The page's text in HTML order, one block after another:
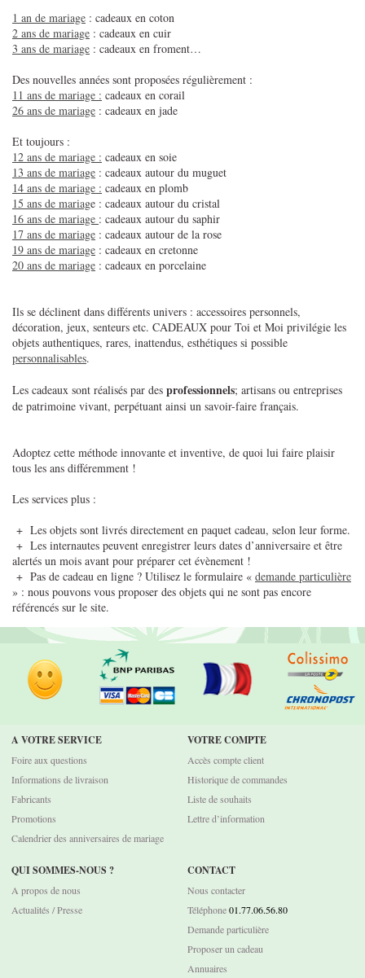
1 an de mariage : cadeaux en coton
2 ans de mariage : cadeaux en cuir
3 ans de mariage : cadeaux en froment…
Des nouvelles années sont proposées régulièrement :
11 ans de mariage : cadeaux en corail
26 ans de mariage : cadeaux en jade
Et toujours :
12 ans de mariage : cadeaux en soie
13 ans de mariage : cadeaux autour du muguet
14 ans de mariage : cadeaux en plomb
15 ans de mariage : cadeaux autour du cristal
16 ans de mariage : cadeaux autour du saphir
17 ans de mariage : cadeaux autour de la rose
19 ans de mariage : cadeaux en cretonne
20 ans de mariage : cadeaux en porcelaine
Ils se déclinent dans différents univers : accessoires personnels,
décoration, jeux, senteurs etc. CADEAUX pour Toi et Moi privilégie les
objets authentiques, rares, inattendus, esthétiques si possible
personnalisables.
Les cadeaux sont réalisés par des professionnels; artisans ou entreprises
de patrimoine vivant, perpétuant ainsi un savoir-faire français.
Adoptez cette méthode innovante et inventive, de quoi lui faire plaisir
tous les ans différemment !
Les services plus :
+ Les objets sont livrés directement en paquet cadeau, selon leur forme.
+ Les internautes peuvent enregistrer leurs dates d’anniversaire et être
alertés un mois avant pour préparer cet évènement !
+ Pas de cadeau en ligne ? Utilisez le formulaire « demande particulière
» : nous pouvons vous proposer des objets qui ne sont pas encore
référencés sur le site.
A VOTRE SERVICE
Foire aux questions
Informations de livraison
Fabricants
Promotions
Calendrier des anniversaires de mariage
VOTRE COMPTE
Accès compte client
Historique de commandes
Liste de souhaits
Lettre d’information
QUI SOMMES-NOUS ?
A propos de nous
Actualités / Presse
CONTACT
Nous contacter
Téléphone01.77.06.56.80
Demande particulière
Proposer un cadeau
Annuaires